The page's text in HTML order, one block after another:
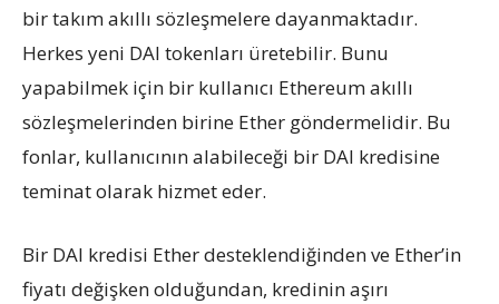
bir takım akıllı sözleşmelere dayanmaktadır.
Herkes yeni DAI tokenları üretebilir. Bunu
yapabilmek için bir kullanıcı Ethereum akıllı
sözleşmelerinden birine Ether göndermelidir. Bu
fonlar, kullanıcının alabileceği bir DAI kredisine
teminat olarak hizmet eder.
Bir DAI kredisi Ether desteklendiğinden ve Ether’in
fiyatı değişken olduğundan, kredinin aşırı